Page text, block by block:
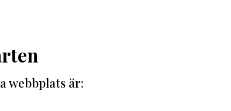
webbplats är: